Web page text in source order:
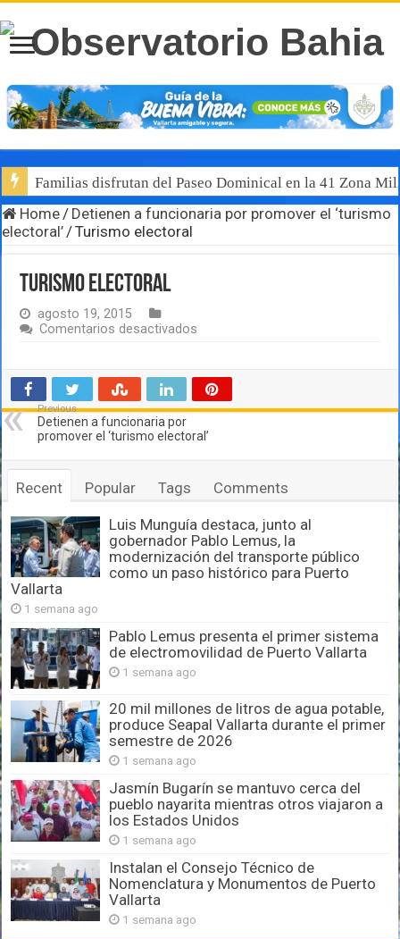
Familias disfrutan del Paseo Dominical en la 41 Zona
Home/ Detienen a funcionaria por promover el ‘turismo
electoral’/Turismo electoral
Turismo electoral
agosto 19, 2015
Comentarios desactivados
Previous
Detienen a funcionaria por
promover el ‘turismo electoral’
Recent Popular Tags Comments
Luis Munguía destaca, junto al
gobernador Pablo Lemus, la
modernización del transporte público
como un paso histórico para Puerto
Vallarta
1 semana ago
Pablo Lemus presenta el primer sistema
de electromovilidad de Puerto Vallarta
1 semana ago
20 mil millones de litros de agua potable,
produce Seapal Vallarta durante el primer
semestre de 2026
1 semana ago
Jasmín Bugarín se mantuvo cerca del
pueblo nayarita mientras otros viajaron a
los Estados Unidos
1 semana ago
Instalan el Consejo Técnico de
Nomenclatura y Monumentos de Puerto
Vallarta
1 semana ago